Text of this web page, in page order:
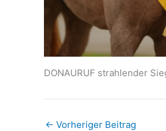
DONAURUF strahlender
← Vorheriger Beitrag